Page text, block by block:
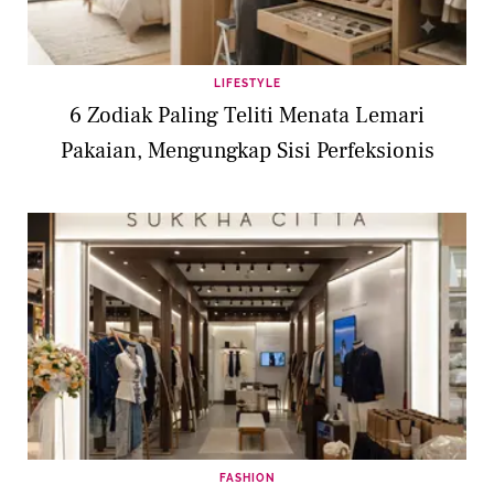
LIFESTYLE
6 Zodiak Paling Teliti Menata Lemari
Pakaian, Mengungkap Sisi Perfeksionis
FASHION